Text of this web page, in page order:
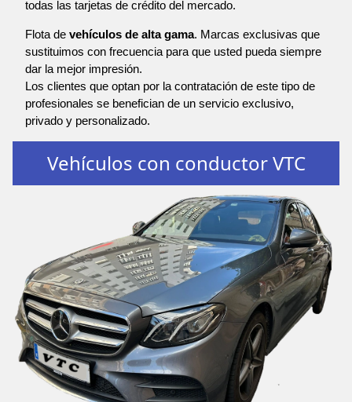
todas las tarjetas de crédito del mercado.
Flota de vehículos de alta gama. Marcas exclusivas que
sustituimos con frecuencia para que usted pueda siempre
dar la mejor impresión.
Los clientes que optan por la contratación de este tipo de
profesionales se benefician de un servicio exclusivo,
privado y personalizado.
Vehículos con conductor VTC